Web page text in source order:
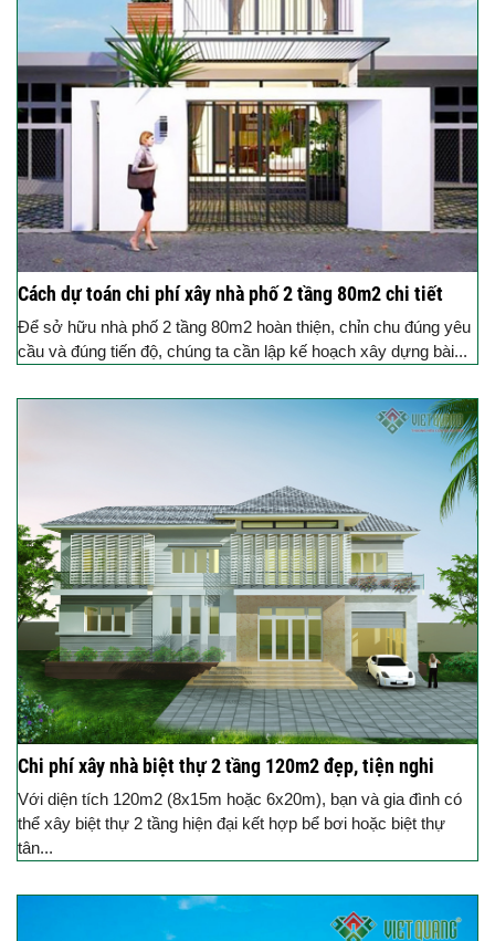
Cách dự toán chi phí xây nhà phố 2 tầng 80m2 chi tiết
Để sở hữu nhà phố 2 tầng 80m2 hoàn thiện, chỉn chu đúng yêu
cầu và đúng tiến độ, chúng ta cần lập kế hoạch xây dựng bài...
Chi phí xây nhà biệt thự 2 tầng 120m2 đẹp, tiện nghi
Với diện tích 120m2 (8x15m hoặc 6x20m), bạn và gia đình có
thể xây biệt thự 2 tầng hiện đại kết hợp bể bơi hoặc biệt thự
tân...